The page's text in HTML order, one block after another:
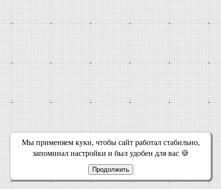
Мы применяем куки, чтобы сайт работал стабильно,
запоминал настройки и был удобен для вас 🍪
Продолжить